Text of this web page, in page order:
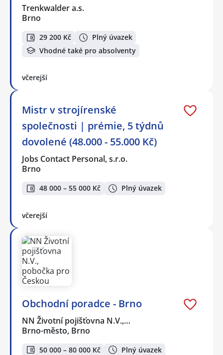
Trenkwalder a.s.
Brno
29 200 Kč
Plný úvazek
Vhodné také pro absolventy
včerejší
Mistr v strojírenské
společnosti | prémie, 5 týdnů
dovolené (48.000 - 55.000 Kč)
Jobs Contact Personal, s.r.o.
Brno
48 000 – 55 000 Kč Plný úvazek
včerejší
Obchodní poradce - Brno
NN Životní pojišťovna N.V.,…
Brno-město, Brno
50 000 – 80 000 Kč Plný úvazek